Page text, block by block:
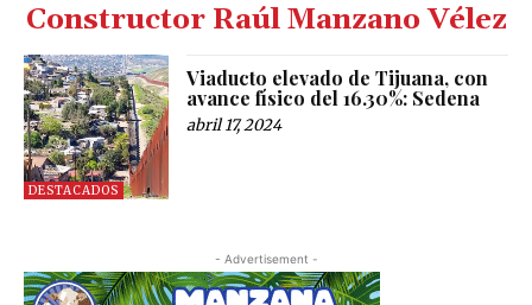
Constructor Raúl Manzano Vélez
DESTACADOS
Viaducto elevado de Tijuana, con
avance físico del 16.30%: Sedena
abril 17, 2024
- Advertisement -